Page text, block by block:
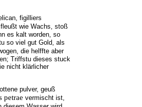
figilliers
wie Wachs, stoß
es kalt worden, so
so viel gut Gold, als
die helffte aber
Triffstu dieses stuck
nicht klärlicher
pulver, geuß
petrae vermischt ist,